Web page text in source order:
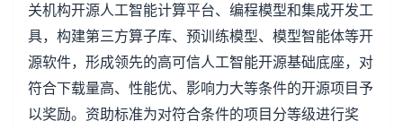
关机构开源人工智能计算平台、编程模型和集成开发工
具，构建第三方算子库、预训练模型、模型智能体等开
源软件，形成领先的高可信人工智能开源基础底座，对
符合下载量高、性能优、影响力大等条件的开源项目予
以奖励。资助标准为对符合条件的项目分等级进行奖